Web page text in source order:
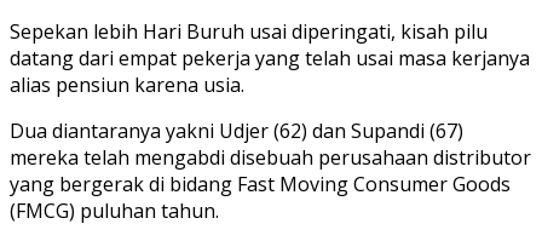
Sepekan lebih Hari Buruh usai diperingati, kisah pilu
datang dari empat pekerja yang telah usai masa kerjanya
alias pensiun karena usia.
Dua diantaranya yakni Udjer (62) dan Supandi (67)
mereka telah mengabdi disebuah perusahaan distributor
yang bergerak di bidang Fast Moving Consumer Goods
(FMCG) puluhan tahun.